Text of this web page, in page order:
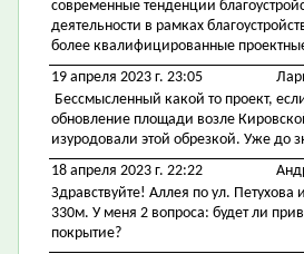
современные тенденции
деятельности в рамках
более квалифицированные
19 апреля 2023 г. 23:05
Бессмысленный какой то проект,
обновление площади возле
изуродовали этой обрезкой. Уже до
18 апреля 2023 г. 22:22
Здравствуйте! Аллея по ул. Петухова
330м. У меня 2 вопроса: будет ли
покрытие?